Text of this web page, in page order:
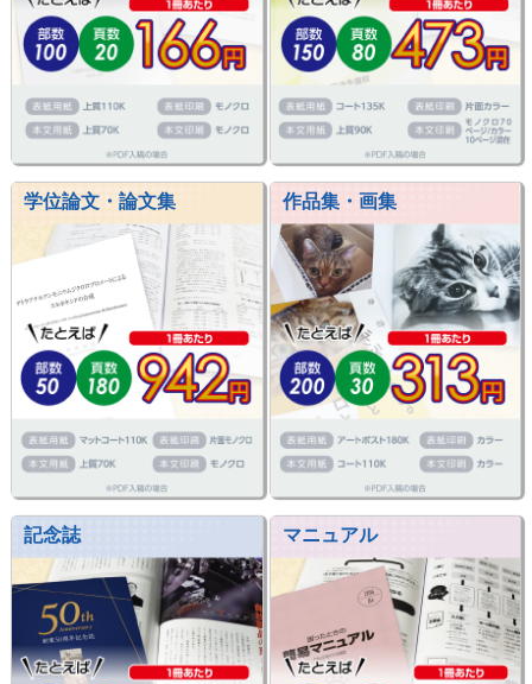
学位論文・論文集 作品集・画集
記念誌 マニュアル